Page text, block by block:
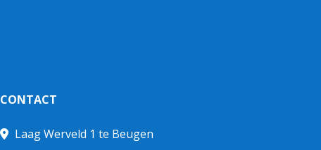
CONTACT
Laag Werveld 1 te Beugen